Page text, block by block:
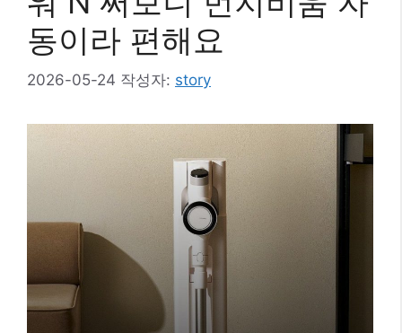
동이라 편해요
2026-05-24 작성자: story